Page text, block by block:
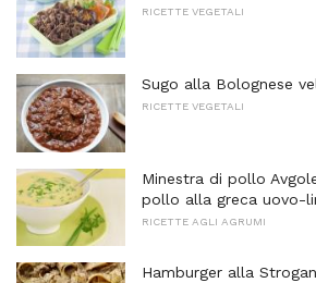
RICETTE VEGETALI
Sugo alla Bolognese
RICETTE VEGETALI
Minestra di pollo
pollo alla greca uovo-
RICETTE AGLI AGRUMI
Hamburger alla